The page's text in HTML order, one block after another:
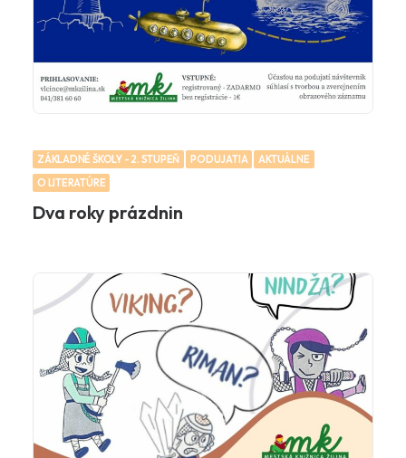
ZÁKLADNÉ ŠKOLY - 2. STUPEŇ PODUJATIA
AKTUÁLNE
O LITERATÚRE
Dva roky prázdnin